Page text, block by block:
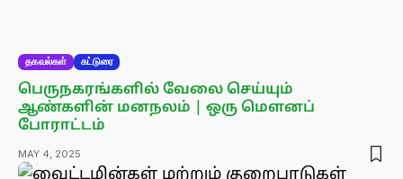
தகவல்கள் கட்டுரை
பெருநகரங்களில் வேலை செய்யும்
ஆண்களின் மனநலம் | ஒரு மௌனப்
போராட்டம்
MAY 4, 2025